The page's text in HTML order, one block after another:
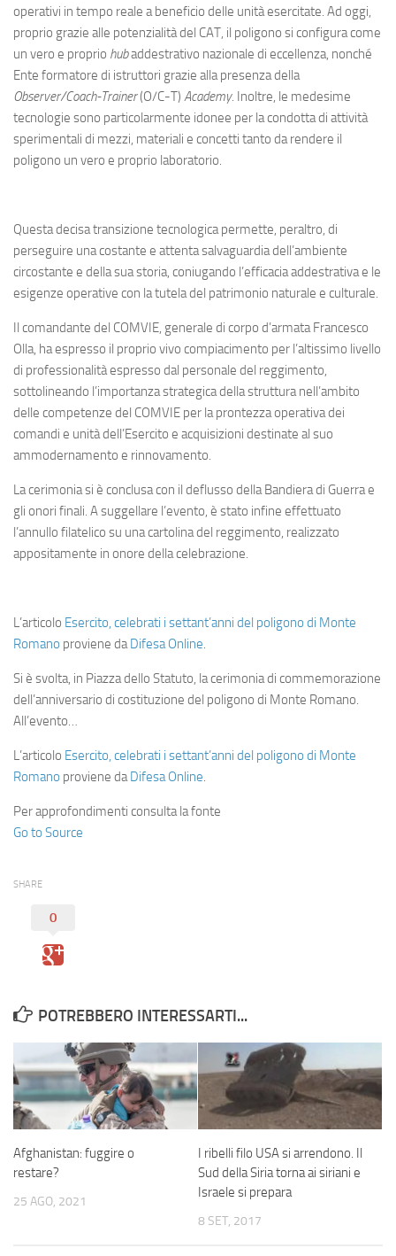
operativi in tempo reale a beneficio delle unità esercitate. Ad oggi,
proprio grazie alle potenzialità del CAT, il poligono si configura come
un vero e proprio hubaddestrativo nazionale di eccellenza, nonché
Ente formatore di istruttori grazie alla presenza della
Observer/Coach-Trainer(O/C-T) Academy. Inoltre, le medesime
tecnologie sono particolarmente idonee per la condotta di attività
sperimentali di mezzi, materiali e concetti tanto da rendere il
poligono un vero e proprio laboratorio.
Questa decisa transizione tecnologica permette, peraltro, di
perseguire una costante e attenta salvaguardia dell’ambiente
circostante e della sua storia, coniugando l’efficacia addestrativa e le
esigenze operative con la tutela del patrimonio naturale e culturale.
Il comandante del COMVIE, generale di corpo d’armata Francesco
Olla, ha espresso il proprio vivo compiacimento per l’altissimo livello
di professionalità espresso dal personale del reggimento,
sottolineando l’importanza strategica della struttura nell’ambito
delle competenze del COMVIE per la prontezza operativa dei
comandi e unità dell’Esercito e acquisizioni destinate al suo
ammodernamento e rinnovamento.
La cerimonia si è conclusa con il deflusso della Bandiera di Guerra e
gli onori finali. A suggellare l’evento, è stato infine effettuato
l’annullo filatelico su una cartolina del reggimento, realizzato
appositamente in onore della celebrazione.
L’articolo Esercito, celebrati i settant’anni del poligono di Monte
Romano proviene daDifesa Online.
Si è svolta, in Piazza dello Statuto, la cerimonia di commemorazione
dell’anniversario di costituzione del poligono di Monte Romano.
All’evento…
L’articolo Esercito, celebrati i settant’anni del poligono di Monte
Romano proviene daDifesa Online.
Per approfondimenti consulta la fonte
Go to Source
SHARE
0
POTREBBERO INTERESSARTI...
Afghanistan: fuggire o
restare?
25 AGO, 2021
I ribelli filo USA si arrendono. Il
Sud della Siria torna ai siriani e
Israele si prepara
8 SET, 2017